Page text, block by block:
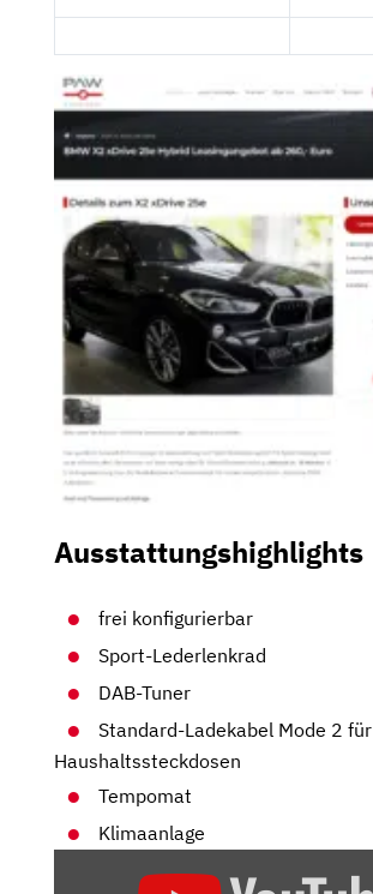
Ausstattungshighlights
frei konfigurierbar
Sport-Lederlenkrad
DAB-Tuner
Standard-Ladekabel Mode 2 für
Haushaltssteckdosen
Tempomat
Klimaanlage